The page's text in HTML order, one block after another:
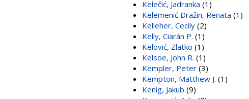
Kelečić, Jadranka (1)
Kelemenić Dražin, Renata (1)
Kelleher, Cecily (2)
Kelly, Ciarán P. (1)
Kelović, Zlatko (1)
Kelsoe, John R. (1)
Kempler, Peter (3)
Kempton, Matthew J. (1)
Kenig, Jakub (9)